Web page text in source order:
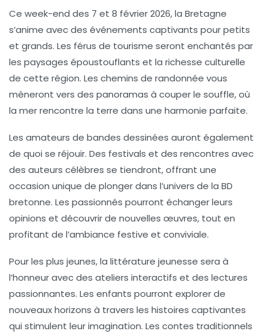
Ce week-end des 7 et 8 février 2026, la Bretagne
s’anime avec des événements captivants pour petits
et grands. Les férus de tourisme seront enchantés par
les paysages époustouflants et la richesse culturelle
de cette région. Les chemins de randonnée vous
mèneront vers des panoramas à couper le souffle, où
la mer rencontre la terre dans une harmonie parfaite.
Les amateurs de bandes dessinées auront également
de quoi se réjouir. Des festivals et des rencontres avec
des auteurs célèbres se tiendront, offrant une
occasion unique de plonger dans l’univers de la BD
bretonne. Les passionnés pourront échanger leurs
opinions et découvrir de nouvelles œuvres, tout en
profitant de l’ambiance festive et conviviale.
Pour les plus jeunes, la littérature jeunesse sera à
l’honneur avec des ateliers interactifs et des lectures
passionnantes. Les enfants pourront explorer de
nouveaux horizons à travers les histoires captivantes
qui stimulent leur imagination. Les contes traditionnels